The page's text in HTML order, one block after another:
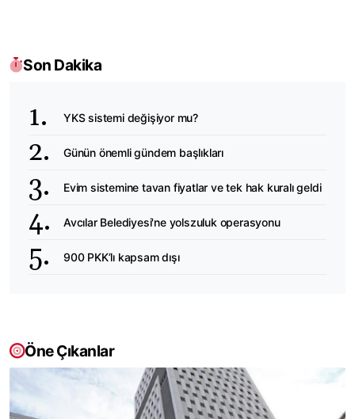
Son Dakika
YKS sistemi değişiyor mu?
Günün önemli gündem başlıkları
Evim sistemine tavan fiyatlar ve tek hak kuralı geldi
Avcılar Belediyesi'ne yolszuluk operasyonu
900 PKK’lı kapsam dışı
Öne Çıkanlar